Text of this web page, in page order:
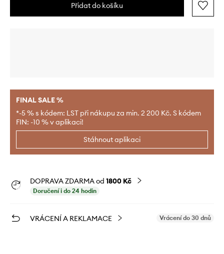
Přidat do košíku
FINAL SALE %
*-5 % s kódem: LST při nákupu za min. 2 200 Kč. S kódem
FIN: -10 % v aplikaci!
Stáhnout aplikaci
DOPRAVA ZDARMA od 1800 Kč
Doručení i do 24 hodin
VRÁCENÍ A REKLAMACE Vrácení do 30 dnů